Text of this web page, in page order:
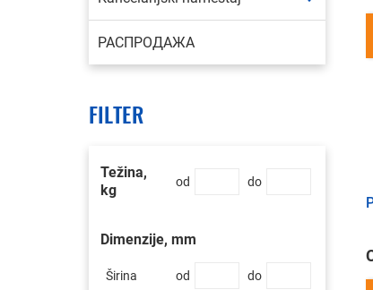
РАСПРОДАЖА
FILTER
Težina,
kg
od do
Dimenzije, mm
Širina od do